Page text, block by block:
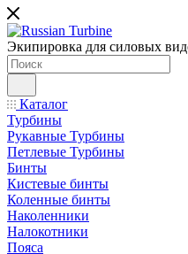
Экипировка для силовых
Каталог
Турбины
Рукавные Турбины
Петлевые Турбины
Бинты
Кистевые бинты
Коленные бинты
Наколенники
Налокотники
Пояса